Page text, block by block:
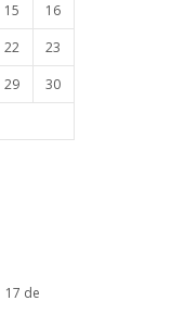
15
16
22
23
29
30
17 de